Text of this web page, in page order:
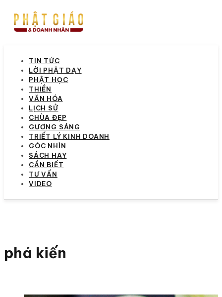
TIN TỨC
LỜI PHẬT DẠY
PHẬT HỌC
THIỀN
VĂN HÓA
LỊCH SỬ
CHÙA ĐẸP
GƯƠNG SÁNG
TRIẾT LÝ KINH DOANH
GÓC NHÌN
SÁCH HAY
CẦN BIẾT
TƯ VẤN
VIDEO
phá kiến